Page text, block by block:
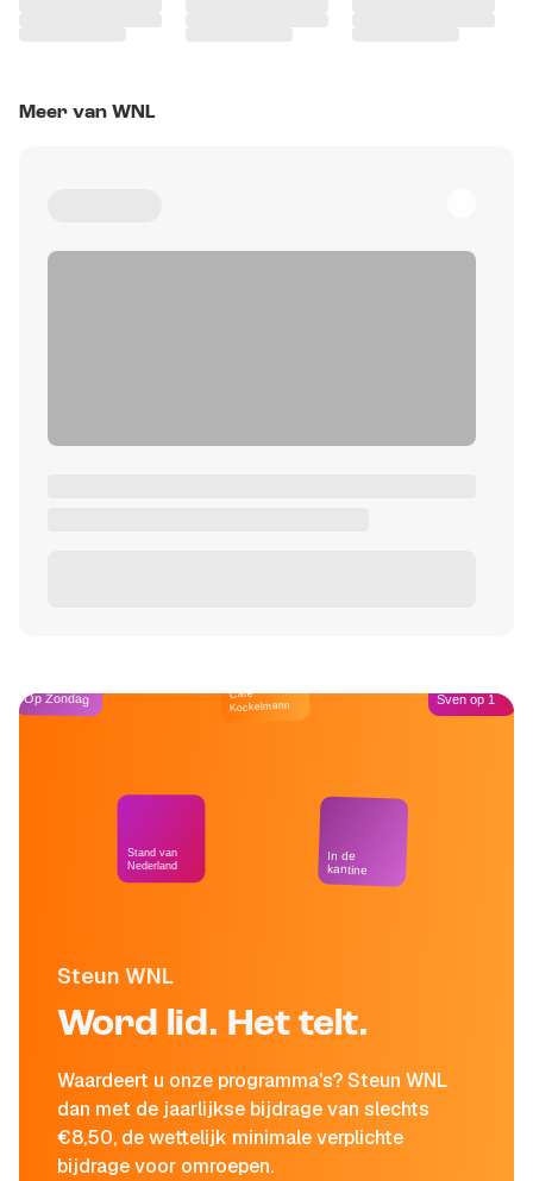
Meer van WNL
Steun WNL
Word lid. Het telt.
Waardeert u onze programma's? Steun WNL
dan met de jaarlijkse bijdrage van slechts
€8,50, de wettelijk minimale verplichte
bijdrage voor omroepen.
Op Zondag
Stand van
Nederland
Café
Kockelmann
In de
kantine
Sven op 1